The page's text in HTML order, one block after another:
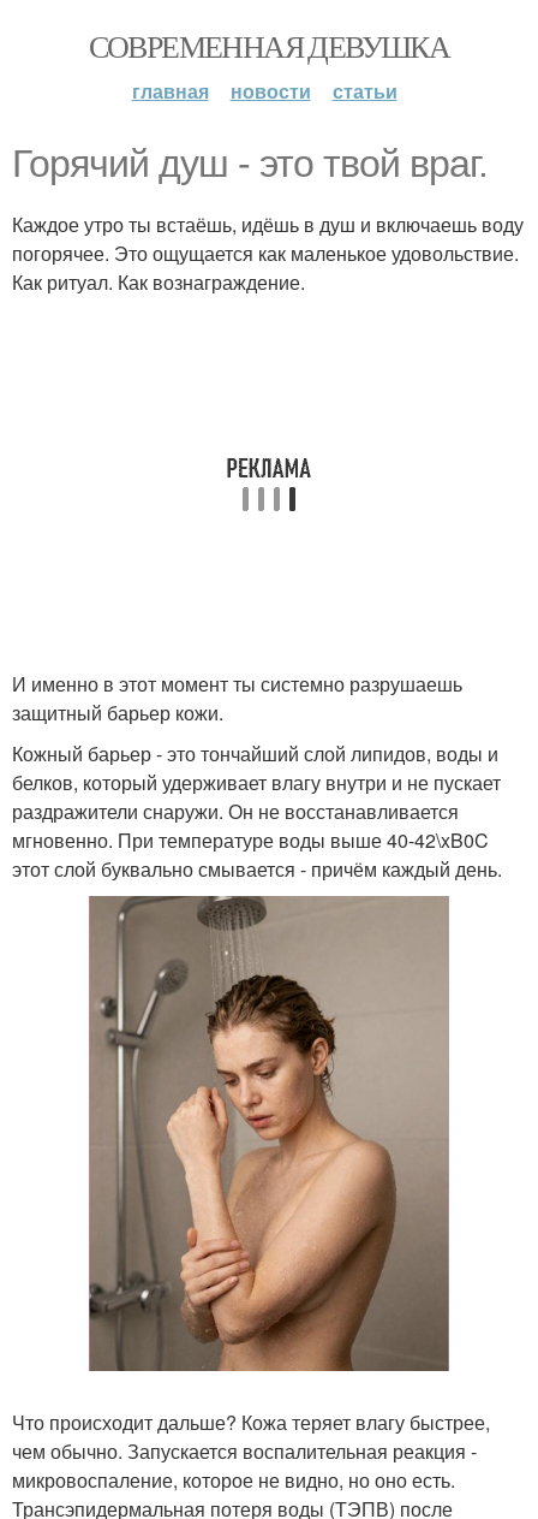
СОВРЕМЕННАЯ ДЕВУШКА
главная новости статьи
Горячий душ - это твой враг.
Каждое утро ты встаёшь, идёшь в душ и включаешь воду
погорячее. Это ощущается как маленькое удовольствие.
Как ритуал. Как вознаграждение.
И именно в этот момент ты системно разрушаешь
защитный барьер кожи.
Кожный барьер - это тончайший слой липидов, воды и
белков, который удерживает влагу внутри и не пускает
раздражители снаружи. Он не восстанавливается
мгновенно. При температуре воды выше 40-42\xB0C
этот слой буквально смывается - причём каждый день.
Что происходит дальше? Кожа теряет влагу быстрее,
чем обычно. Запускается воспалительная реакция -
микровоспаление, которое не видно, но оно есть.
Трансэпидермальная потеря воды (ТЭПВ) после